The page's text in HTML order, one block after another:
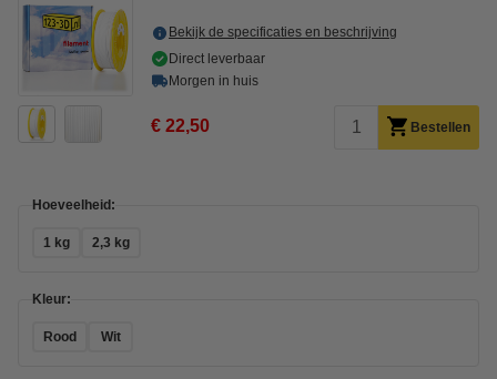
Bekijk de specificaties en beschrijving
Direct leverbaar
Morgen in huis
€ 22,50 Bestellen
Hoeveelheid:
1 kg 2,3 kg
Kleur:
Rood Wit